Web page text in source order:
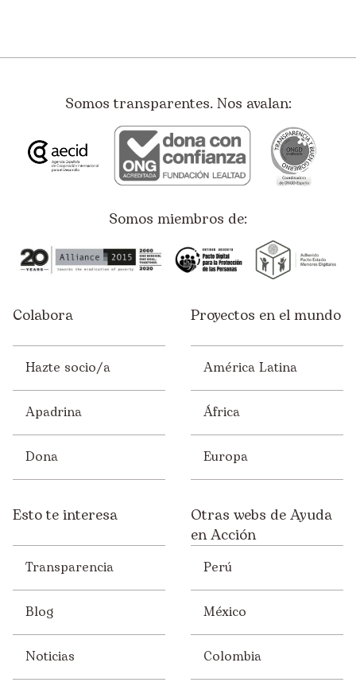
Somos transparentes. Nos avalan:
Somos miembros de:
Colabora
Hazte socio/a
Apadrina
Dona
Proyectos en el mundo
América Latina
África
Europa
Esto te interesa
Transparencia
Blog
Noticias
Otras webs de Ayuda
en Acción
Perú
México
Colombia